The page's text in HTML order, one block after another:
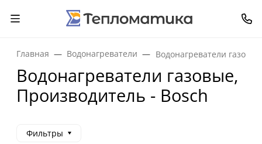
Главная Водонагреватели Водонагреватели газовые
Водонагреватели газовые,
Производитель - Bosch
Фильтры